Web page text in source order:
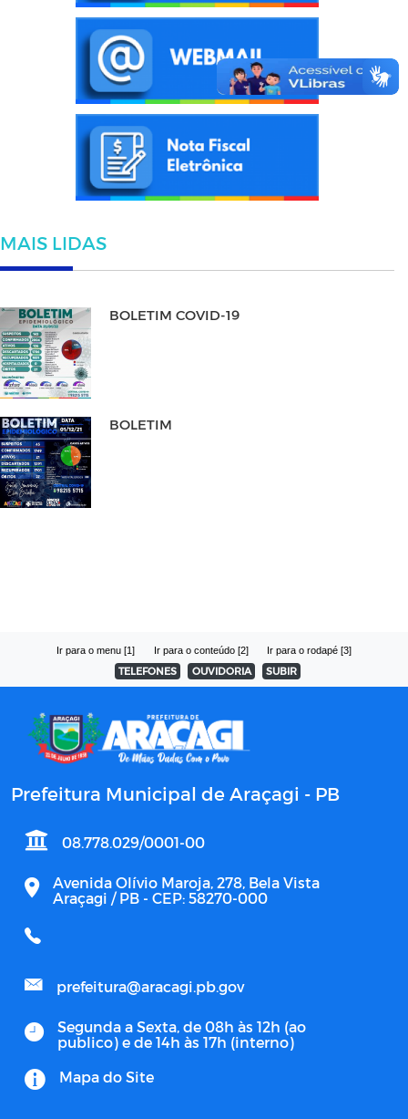
MAIS LIDAS
BOLETIM COVID-19
BOLETIM
Ir para o menu [1] Ir para o conteúdo [2] Ir para o rodapé [3]
TELEFONES OUVIDORIA SUBIR
Prefeitura Municipal de Araçagi - PB
08.778.029/0001-00
Avenida Olívio Maroja, 278, Bela Vista
Araçagi / PB - CEP: 58270-000
prefeitura@aracagi.pb.gov
Segunda a Sexta, de 08h às 12h (ao
publico) e de 14h às 17h (interno)
Mapa do Site